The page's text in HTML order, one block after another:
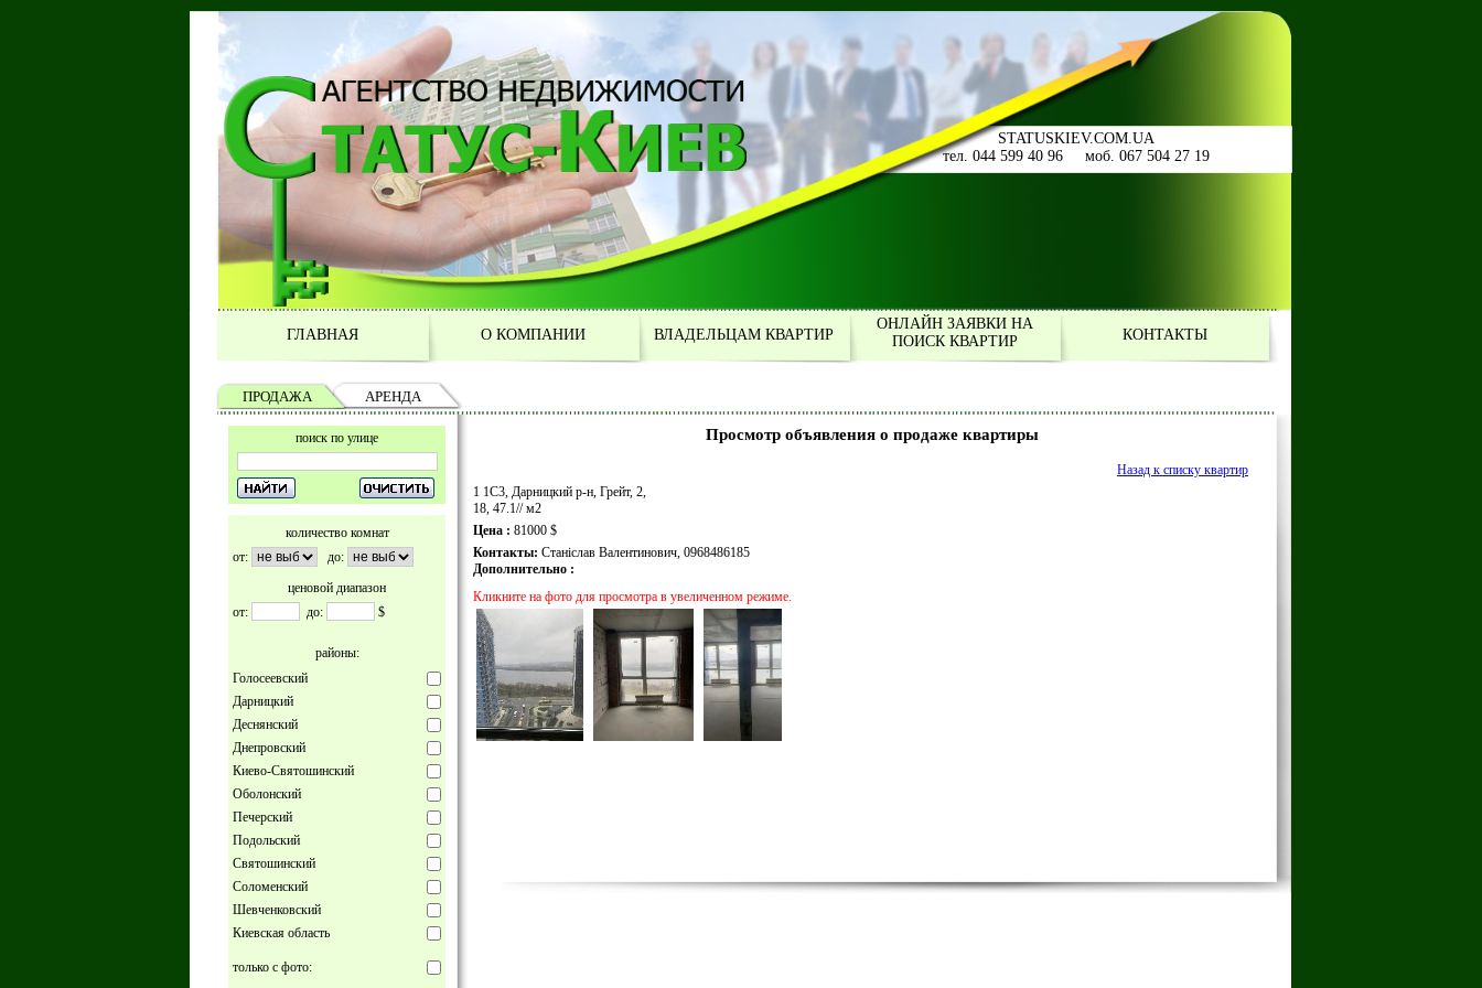
STATUSKIEV.COM.UA
тел. 044 599 40 96 моб. 067 504 27 19
ГЛАВНАЯ О КОМПАНИИ ВЛАДЕЛЬЦАМ КВАРТИР
ОНЛАЙН ЗАЯВКИ НА
ПОИСК КВАРТИР
КОНТАКТЫ
ПРОДАЖА АРЕНДА
поиск по улице
количество комнат
от:
до:
ценовой диапазон
от:
до: $
районы:
Голосеевский
Дарницкий
Деснянский
Днепровский
Киево-Святошинский
Оболонский
Печерский
Подольский
Святошинский
Соломенский
Шевченковский
Киевская область
только с фото:
Просмотр объявления о продаже квартиры
Назад к списку квартир
1 1С3, Дарницкий р-н, Грейт, 2,
18, 47.1// м2
Цена : 81000 $
Контакты: Станіслав Валентинович, 0968486185
Дополнительно :
Кликните на фото для просмотра в увеличенном режиме.